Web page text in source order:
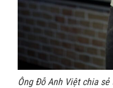
Ông Đỗ Anh Việt chia sẻ